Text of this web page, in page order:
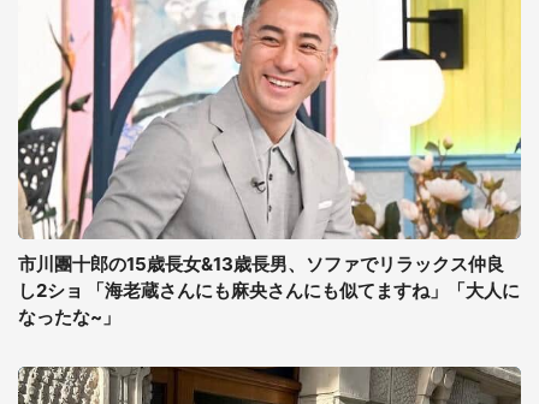
市川團十郎の15歳長女&13歳長男、ソファでリラックス仲良
し2ショ 「海老蔵さんにも麻央さんにも似てますね」「大人に
なったな~」